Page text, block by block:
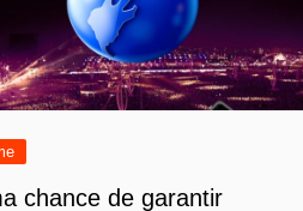
chance de garantir